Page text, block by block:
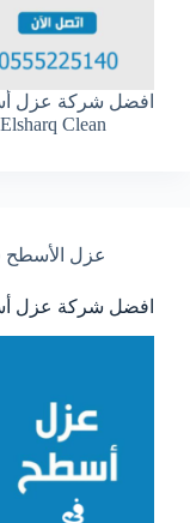
افضل شركة عزل
Elsharq Clean
عزل الأسطح
افضل شركة عزل